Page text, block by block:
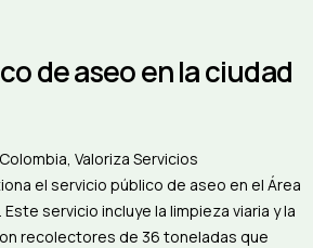
de aseo en la ciudad
Valoriza Servicios
el servicio público de aseo en el Área
Este servicio incluye la limpieza viaria y la
recolectores de 36 toneladas que